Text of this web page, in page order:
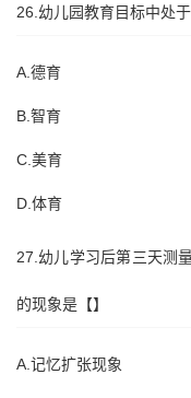
26.幼儿园教育目标中处
A.德育
B.智育
C.美育
D.体育
27.幼儿学习后第三天测
的现象是【】
A.记忆扩张现象